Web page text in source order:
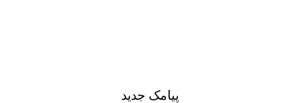
پیامک جدید